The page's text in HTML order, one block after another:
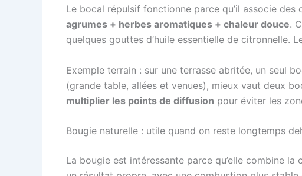
Le bocal répulsif fonctionne parce qu’il associe
agrumes + herbes aromatiques + chaleur douce.
quelques gouttes d’huile essentielle de citronnelle.
Exemple terrain : sur une terrasse abritée, un seul
(grande table, allées et venues), mieux vaut deux
multiplier les points de diffusion pour éviter les
Bougie naturelle : utile quand on reste longtemps
La bougie est intéressante parce qu’elle combine